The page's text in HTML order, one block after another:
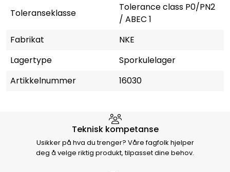
Toleranseklasse
Tolerance class P0/PN2
/ ABEC 1
Fabrikat
NKE
Lagertype
Sporkulelager
Artikkelnummer
16030
Hvorfor velge Storm Halvorsen
Teknisk kompetanse
Usikker på hva du trenger? Våre fagfolk hjelper
deg å velge riktig produkt, tilpasset dine behov.